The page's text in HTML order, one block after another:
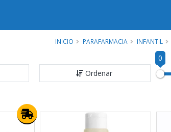
INICIO PARAFARMACIA INFANTIL
Ordenar
0